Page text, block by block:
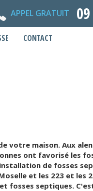
APPEL GRATUIT
CONTACT
votre maison. Aux
ont favorisé les
de fosses
et les 223 et les
fosses septiques.